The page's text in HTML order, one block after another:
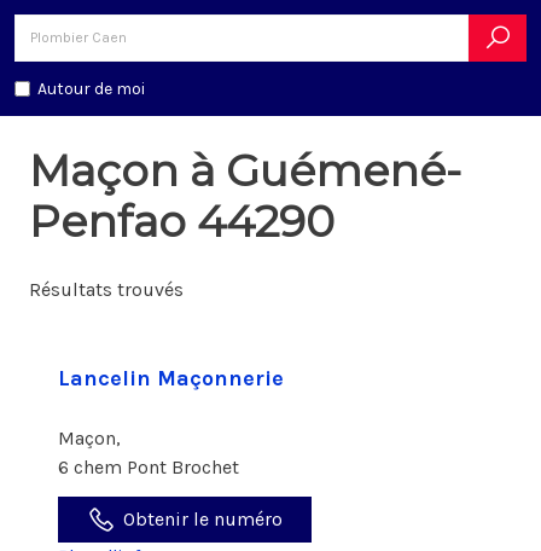
Autour de moi
Maçon à Guémené-
Penfao 44290
Résultats trouvés
Lancelin Maçonnerie
Maçon,
6 chem Pont Brochet
Obtenir le numéro